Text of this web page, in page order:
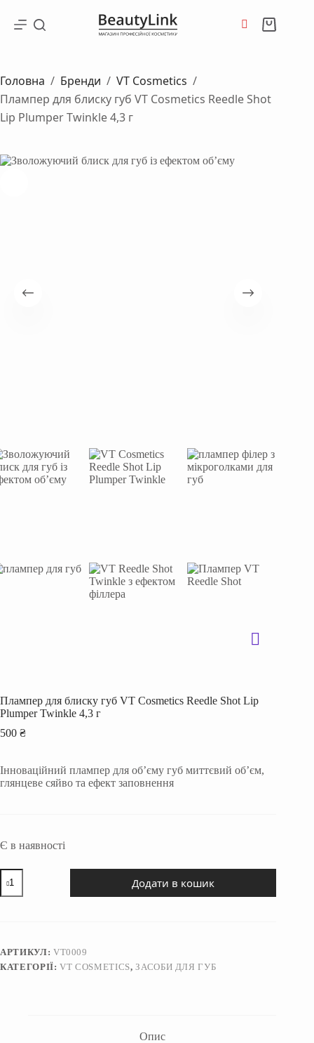
вмісту
Кошик
Головна / Бренди / VT Cosmetics /
Плампер для блиску губ VT Cosmetics Reedle Shot
Lip Plumper Twinkle 4,3 г
Плампер для блиску губ VT Cosmetics Reedle Shot Lip
Plumper Twinkle 4,3 г
500 ₴
Інноваційний плампер для об’єму губ миттєвий об’єм,
глянцеве сяйво та ефект заповнення
Є в наявності
Плампер
для
блиску
Shot
Lip
Додати в кошик
АРТИКУЛ: VT0009
КАТЕГОРІЇ:VT COSMETICS,ЗАСОБИ ДЛЯ ГУБ
Опис